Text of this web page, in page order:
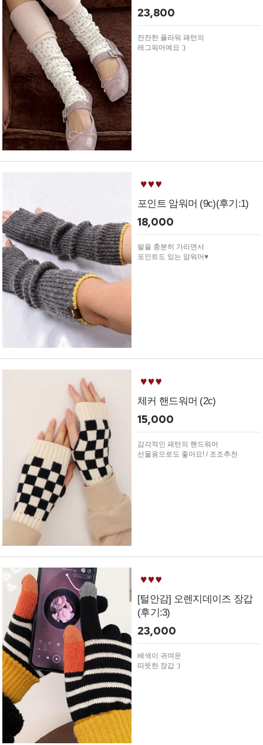
23,800
잔잔한 플라워 패턴의
레그워머예요 :)
포인트 암워머 (9c)(후기:1)
18,000
팔을 충분히 가리면서
포인트도 있는 암워머♥
체커 핸드워머 (2c)
15,000
감각적인 패턴의 핸드워머
선물용으로도 좋아요! / 조조추천
[털안감] 오렌지데이즈 장갑
(후기:3)
23,000
배색이 귀여운
따뜻한 장갑 :)